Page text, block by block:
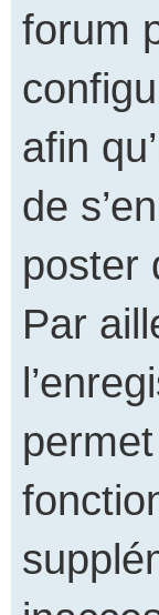
forum
afin
de
poster
Par